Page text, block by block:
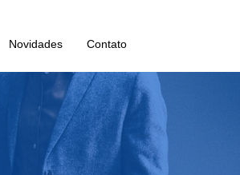
Novidades Contato